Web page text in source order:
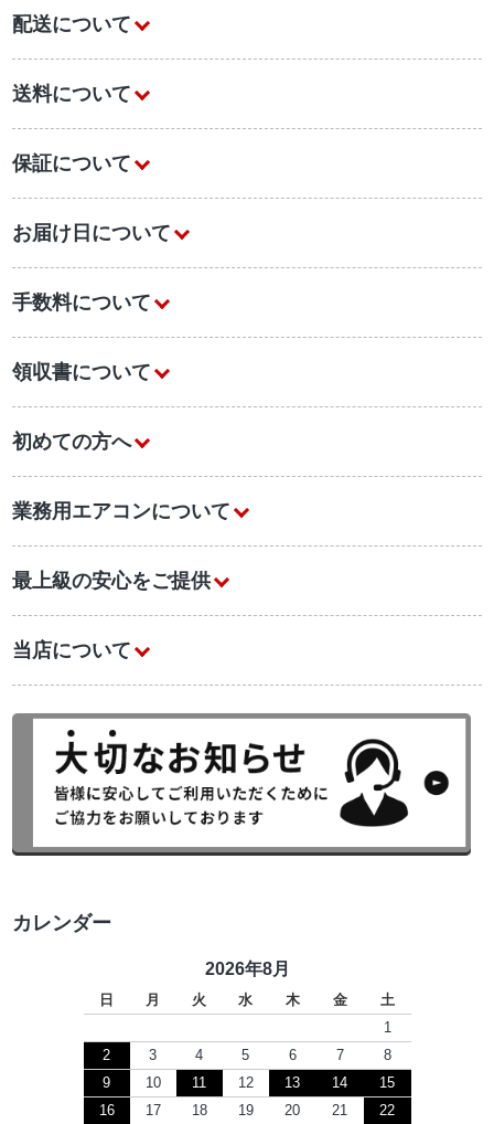
配送について
送料について
保証について
お届け日について
手数料について
領収書について
初めての方へ
業務用エアコンについて
最上級の安心をご提供
当店について
カレンダー
2026年8月
日 月 火 水 木 金
土
1
2
3 4 5 6 7
8
9
10 11 12 13 14
15
16
17 18 19 20 21 22